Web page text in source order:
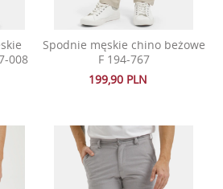
008
Spodnie męskie chino beżowe
F 194-767
199,90 PLN